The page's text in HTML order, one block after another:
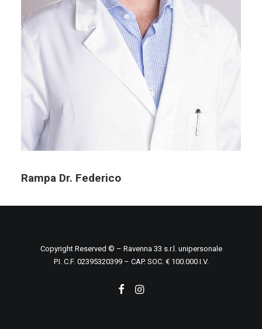
Rampa Dr. Federico
Copyright Reserved © – Ravenna 33 s.r.l. unipersonale
P.I. C.F. 02395320399 – CAP. SOC. € 100.000 I.V.